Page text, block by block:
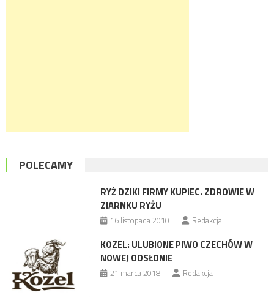
POLECAMY
RYŻ DZIKI FIRMY KUPIEC. ZDROWIE W
ZIARNKU RYŻU
16 listopada 2010 Redakcja
KOZEL: ULUBIONE PIWO CZECHÓW W
NOWEJ ODSŁONIE
21 marca 2018 Redakcja